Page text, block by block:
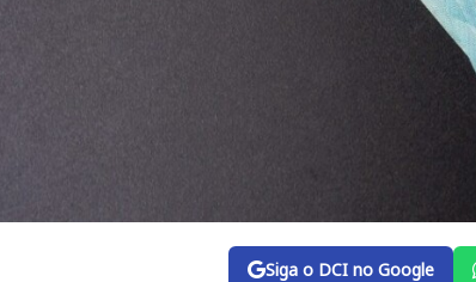
Siga o DCI no Google